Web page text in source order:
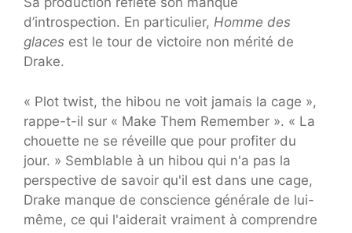
d’introspection. En particulier, Homme des
glaces est le tour de victoire non mérité de
Drake.
« Plot twist, the hibou ne voit jamais la cage »,
rappe-t-il sur « Make Them Remember ». « La
chouette ne se réveille que pour profiter du
jour. » Semblable à un hibou qui n'a pas la
perspective de savoir qu'il est dans une cage,
Drake manque de conscience générale de lui-
même, ce qui l'aiderait vraiment à comprendre